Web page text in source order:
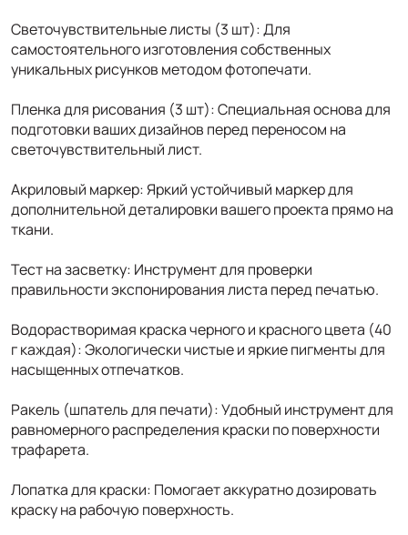
Светочувствительные листы (3 шт): Для
самостоятельного изготовления собственных
уникальных рисунков методом фотопечати.
Пленка для рисования (3 шт): Специальная основа для
подготовки ваших дизайнов перед переносом на
светочувствительный лист.
Акриловый маркер: Яркий устойчивый маркер для
дополнительной деталировки вашего проекта прямо на
ткани.
Тест на засветку: Инструмент для проверки
правильности экспонирования листа перед печатью.
Водорастворимая краска черного и красного цвета (40
г каждая): Экологически чистые и яркие пигменты для
насыщенных отпечатков.
Ракель (шпатель для печати): Удобный инструмент для
равномерного распределения краски по поверхности
трафарета.
Лопатка для краски: Помогает аккуратно дозировать
краску на рабочую поверхность.